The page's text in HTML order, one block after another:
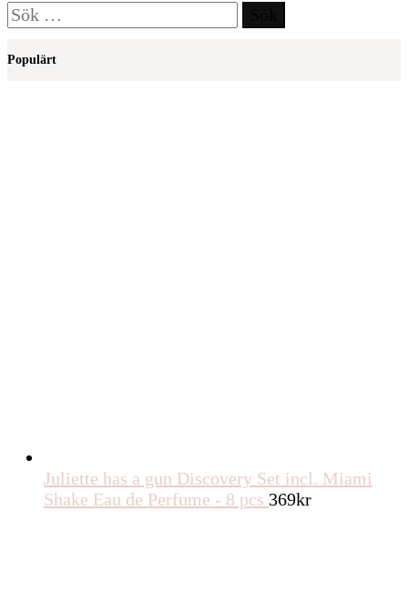
Sök
efter:
Populärt
Juliette has a gun Discovery Set incl. Miami
Shake Eau de Perfume - 8 pcs 369kr